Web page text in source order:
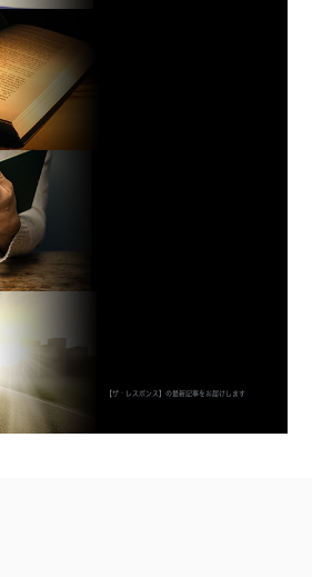
【ザ・レスポンス】の最新記事をお届けします